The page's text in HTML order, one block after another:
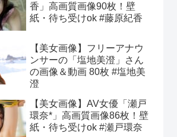
香」高画質画像90枚！壁
紙・待ち受けok #藤原紀香
【美女画像】フリーアナウ
ンサーの「塩地美澄」さん
の画像＆動画 80枚 #塩地美
澄
【美女画像】AV女優「瀬戸
環奈*」高画質画像86枚！壁
紙・待ち受けok #瀬戸環奈